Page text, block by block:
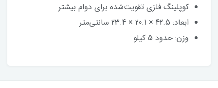
کوپلینگ فلزی تقویت‌شده برای دوام بیشتر
ابعاد: 42.5 × 20.1 × 23.4 سانتی‌متر
وزن: حدود 5 کیلو